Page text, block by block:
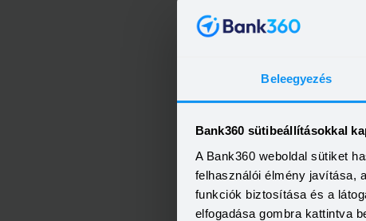
Beleegyezés
Bank360 sütibeállításokkal
A Bank360 weboldal sütiket
felhasználói élmény javítása,
funkciók biztosítása és a
elfogadása gombra kattintva
MBH Személyi Kölcsön 400+